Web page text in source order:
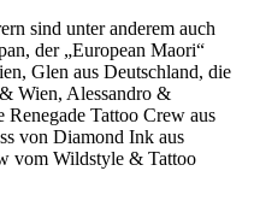
sind unter anderem auch
der „European Maori“
Glen aus Deutschland, die
Wien, Alessandro &
Renegade Tattoo Crew aus
von Diamond Ink aus
vom Wildstyle & Tattoo